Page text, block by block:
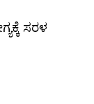
ಸರಳ